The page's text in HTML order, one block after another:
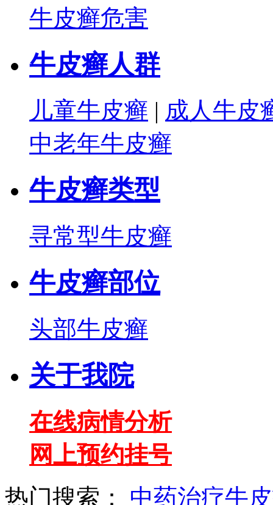
牛皮癣危害
牛皮癣人群
儿童牛皮癣 | 成人牛皮
中老年牛皮癣
牛皮癣类型
寻常型牛皮癣
牛皮癣部位
头部牛皮癣
关于我院
在线病情分析
网上预约挂号
热门搜索：
中药治疗牛